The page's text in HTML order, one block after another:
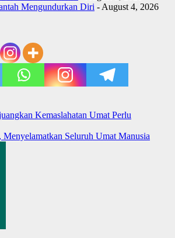
Mengundurkan Diri - August 4, 2026
Kemaslahatan Umat Perlu
Menyelamatkan Seluruh Umat Manusia